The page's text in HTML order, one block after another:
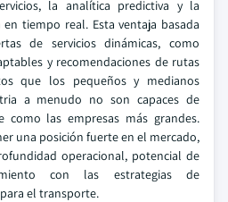
la analítica predictiva y la
tiempo real. Esta ventaja basada
de servicios dinámicas, como
y recomendaciones de rutas
que los pequeños y medianos
a menudo no son capaces de
como las empresas más grandes.
una posición fuerte en el mercado,
operacional, potencial de
con las estrategias de
el transporte.